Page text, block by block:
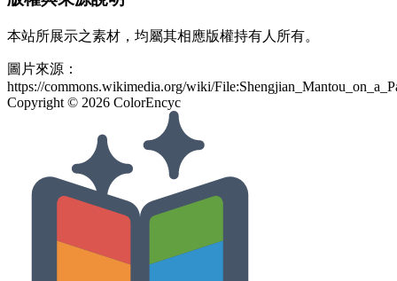
本站所展示之素材，均屬其相應版權持有人所有。
圖片來源：
https://commons.wikimedia.org/wiki/
Copyright © 2026 ColorEncyc